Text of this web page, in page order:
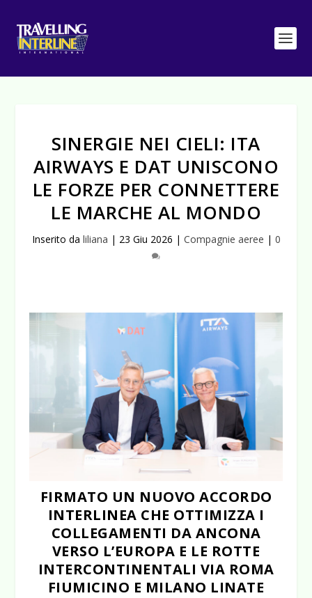
SINERGIE NEI CIELI: ITA
AIRWAYS E DAT UNISCONO
LE FORZE PER CONNETTERE
LE MARCHE AL MONDO
Inserito da liliana | 23 Giu 2026 | Compagnie aeree | 0
FIRMATO UN NUOVO ACCORDO
INTERLINEA CHE OTTIMIZZA I
COLLEGAMENTI DA ANCONA
VERSO L’EUROPA E LE ROTTE
INTERCONTINENTALI VIA ROMA
FIUMICINO E MILANO LINATE